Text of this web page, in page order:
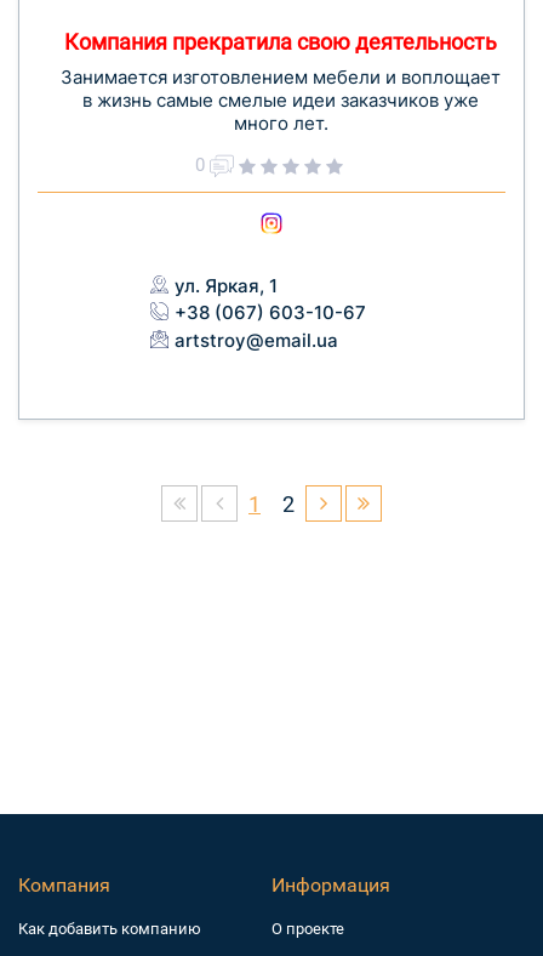
Компания прекратила свою деятельность
Занимается изготовлением мебели и воплощает
в жизнь самые смелые идеи заказчиков уже
много лет.
0
ул. Яркая, 1
+38 (067) 603-10-67
artstroy@email.ua
1 2
Компания
Как добавить компанию
Информация
О проекте